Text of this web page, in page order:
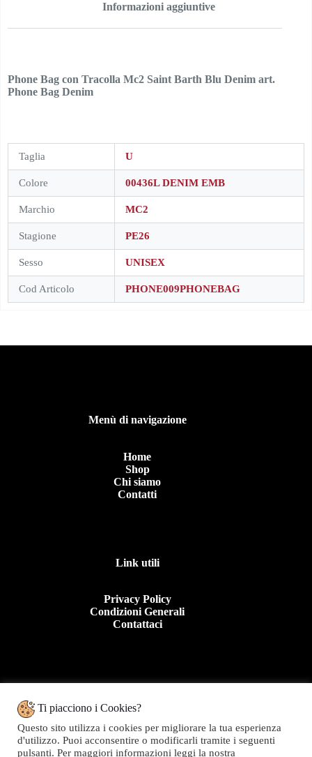
Informazioni aggiuntive
Phone Bag con Tracolla Mc2 Saint Barth Blu Denim art.
Phone Bag Denim
Taglia U
Colore 00436L DENIM EMB
Marchio MC2
Stagione PE26
Sesso UNISEX
Cod Articolo PHONE009PHONEBAG
Menù di navigazione
Home
Shop
Chi siamo
Contatti
Link utili
Privacy Policy
Condizioni Generali
Contattaci
Tel: +39 0963 44950
E.mail:info@topolinomoda.it
Ti piacciono i Cookies?
Questo sito utilizza i cookies per migliorare la tua esperienza
d'utilizzo. Puoi acconsentire o modificarli tramite i seguenti
pulsanti. Per maggiori informazioni leggi la nostra